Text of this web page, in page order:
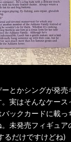
とかシングが発
実はそんなケー
ックカードに載
未発売フィギュ
るだけですけどね)